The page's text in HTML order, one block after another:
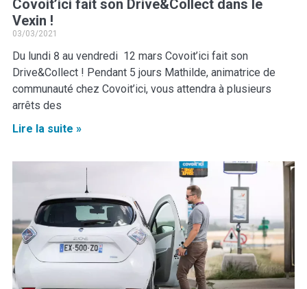
Covoit’ici fait son Drive&Collect dans le
Vexin !
03/03/2021
Du lundi 8 au vendredi 12 mars Covoit’ici fait son
Drive&Collect ! Pendant 5 jours Mathilde, animatrice de
communauté chez Covoit’ici, vous attendra à plusieurs
arrêts des
Lire la suite »